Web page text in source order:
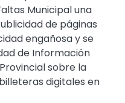
Municipal una
de páginas
engañosa y se
de Información
sobre la
digitales en